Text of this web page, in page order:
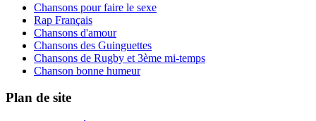
Chansons pour faire le sexe
Rap Français
Chansons d'amour
Chansons des Guinguettes
Chansons de Rugby et 3ème mi-temps
Chanson bonne humeur
Plan de site